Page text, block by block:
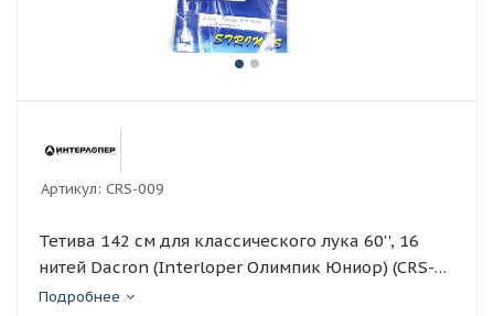
Артикул: CRS-009
Тетива 142 см для классического лука 60'', 16
нитей Dacron (Interloper Олимпик Юниор) (CRS-
009)
Подробнее